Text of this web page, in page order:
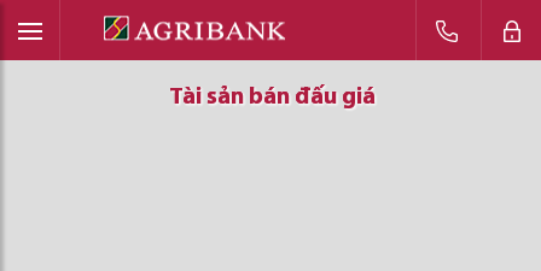
Tài sản bán đấu giá
Tài sản bán đấu giá
Tài sản bán đấu giá